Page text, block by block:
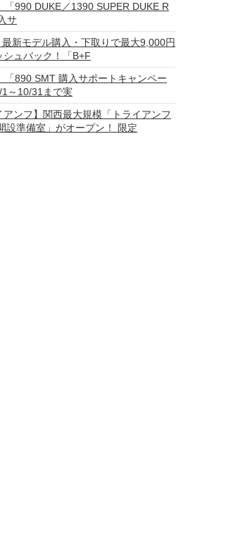
「990 DUKE／1390 SUPER DUKE R
サ
最新モデル購入・下取りで最大9,000円
シュバック！「B+F
「890 SMT 購入サポートキャンペー
1～10/31まで実
アンフ】関西最大規模「トライアンフ
設準備室」がオープン！ 限定